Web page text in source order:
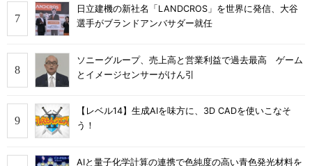
日立建機の新社名「LANDCROS」を世界に発信、大谷
選手がブランドアンバサダー就任
ソニーグループ、売上高と営業利益で過去最高 ゲーム
とイメージセンサーがけん引
【レベル14】生成AIを味方に、3D CADを使いこなそ
う！
AIと量子化学計算の連携で色純度の高い青色発光材料を